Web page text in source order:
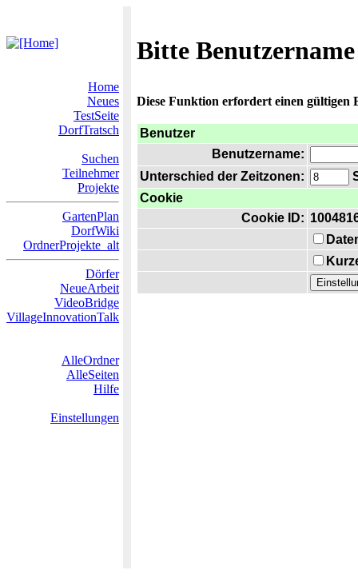
Bitte
Home
Neues
TestSeite
DorfTratsch
Suchen
Teilnehmer
Projekte
GartenPlan
DorfWiki
OrdnerProjekte_alt
Dörfer
NeueArbeit
VideoBridge
VillageInnovationTalk
AlleOrdner
AlleSeiten
Hilfe
Einstellungen
Diese Funktion erfordert einen gültigen
Benutzer
Benutzername:
Unterschied der Zeitzonen:
Cookie
Cookie ID: